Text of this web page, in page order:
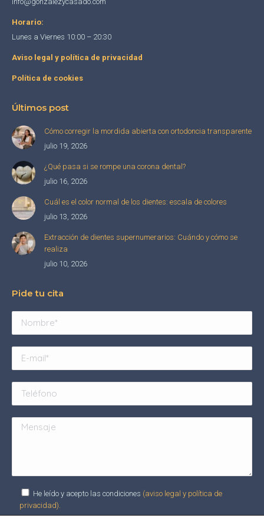
Horario:
Lunes a Viernes 10:00 – 20:30
Aviso legal y política de privacidad
Política de cookies
Últimos post
Cómo corregir la mordida abierta con ortodoncia transparente
julio 19, 2026
¿Qué pasa si se rompe una corona dental?
julio 16, 2026
Cuál es el color normal de los dientes: escala de colores
julio 13, 2026
Extracción de dientes supernumerarios: Cuándo y cómo se
realiza
julio 10, 2026
Pide tu cita
He leído y acepto las condiciones (aviso legal y política de
privacidad).